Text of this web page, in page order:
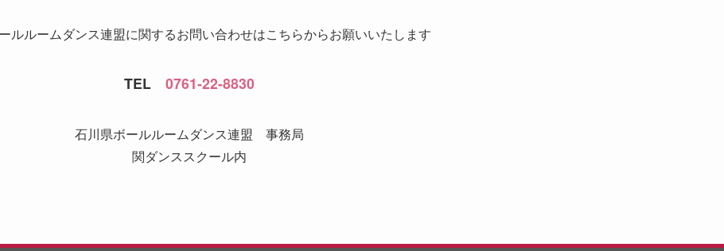
ルルームダンス連盟に関するお問い合わせはこちらからお願いいたします
TEL 0761-22-8830
石川県ボールルームダンス連盟 事務局
関ダンススクール内